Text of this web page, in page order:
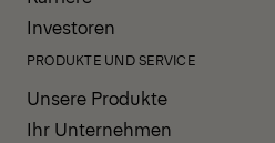
Investoren
PRODUKTE UND SERVICE
Unsere Produkte
Ihr Unternehmen